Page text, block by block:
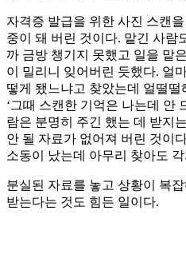
자격증 발급을 위한 사진 스캔
중이 돼 버린 것이다. 맡긴 사람
까 금방 챙기지 못했고 일을 맡
이 밀리니 잊어버린 듯했다. 얼
떻게 됐느냐고 찾았는데 얼떨
‘그때 스캔한 기억은 나는데 안
람은 분명히 주긴 했는 데 받지
안 될 자료가 없어져 버린 것이
소동이 났는데 아무리 찾아도
분실된 자료를 놓고 상황이 복
받는다는 것도 힘든 일이다.